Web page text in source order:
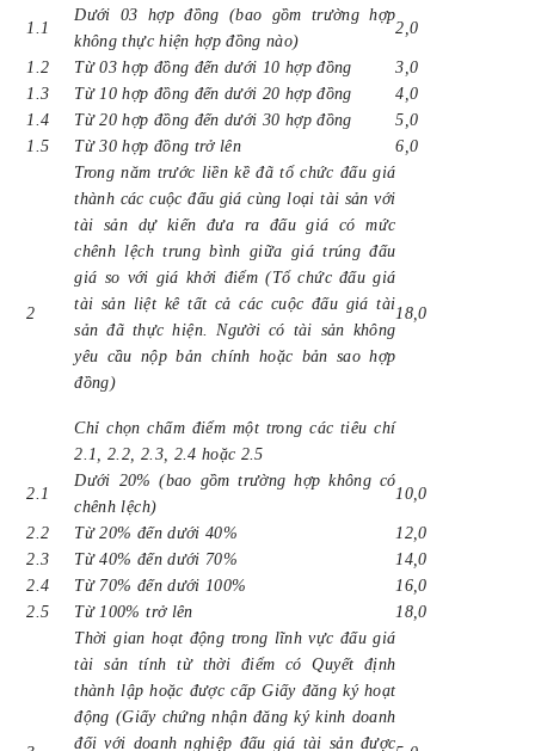
1.1
Dưới 03 hợp đồng (bao gồm trường hợp
không thực hiện hợp đồng nào)
2,0
1.2 Từ 03 hợp đồng đến dưới 10 hợp đồng
3,0
1.3
Từ 10 hợp đồng đến dưới 20 hợp đồng
4,0
1.4
Từ 20 hợp đồng đến dưới 30 hợp đồng
5,0
1.5
Từ 30 hợp đồng trở lên 6,0
2
Trong năm trước liền kề đã tổ chức đấu giá
thành các cuộc đấu giá cùng loại tài sản với
tài sản dự kiến đưa ra đấu giá có mức
chênh lệch trung bình giữa giá trúng đấu
giá so với giá khởi điểm (Tổ chức đấu giá
tài sản liệt kê tất cả các cuộc đấu giá tài
sản đã thực hiện. Người có tài sản không
yêu cầu nộp bản chính hoặc bản sao hợp
đồng)
Chỉ chọn chấm điểm một trong các tiêu chí
2.1, 2.2, 2.3, 2.4 hoặc 2.5
18,0
2.1
Dưới 20% (bao gồm trường hợp không có
chênh lệch)
10,0
2.2 Từ 20% đến dưới 40%
12,0
2.3
Từ 40% đến dưới 70%
14,0
2.4
Từ 70% đến dưới 100%
16,0
2.5
Từ 100% trở lên 18,0
Thời gian hoạt động trong lĩnh vực đấu giá
tài sản tính từ thời điểm có Quyết định
thành lập hoặc được cấp Giấy đăng ký hoạt
động (Giấy chứng nhận đăng ký kinh doanh
đối với doanh nghiệp đấu giá tài sản được